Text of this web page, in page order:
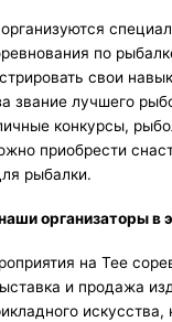
по
свои
звание лучшего
конкурсы,
приобрести
рыбалки.
организаторы в
на Тее
и продажа
искусства,